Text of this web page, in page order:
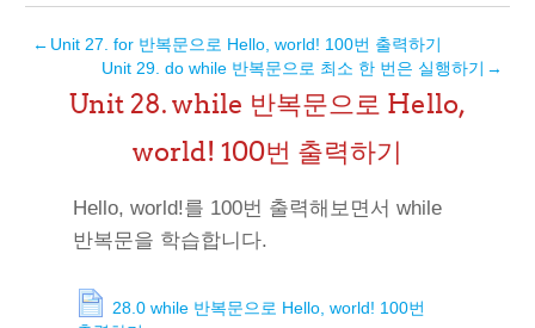
← Unit 27. for 반복문으로 Hello, world! 100번 출력하기
Unit 29. do while 반복문으로 최소 한 번은 실행하기 →
Unit 28. while 반복문으로 Hello,
world! 100번 출력하기
Hello, world!를 100번 출력해보면서 while
반복문을 학습합니다.
28.0 while 반복문으로 Hello, world! 100번